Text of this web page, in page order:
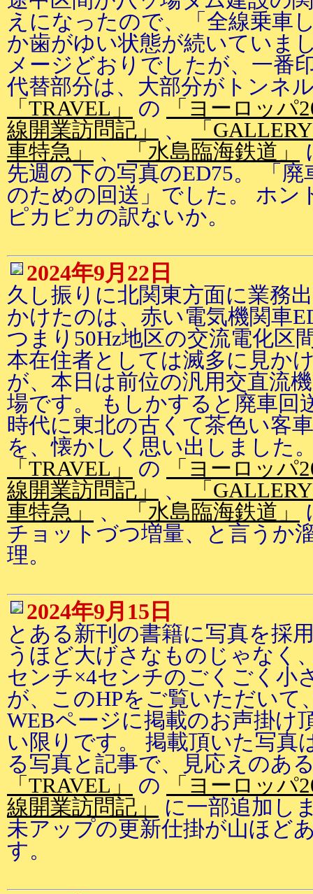
えになったので、「全線乗車
か歯がゆい状態が続いていま
メージどおりでしたが、一番
代替部分は、大部分がトンネ
「TRAVEL」
の
「ヨーロッパ
線開業訪問記」
、
「
車特急」
、 「水島臨海鉄道」
先週の下の写真のED75。 「
のための回送」でした。 ホン
ピカピカの訳ないか。
2024年9月22日
久し振りに北関東方面に業務
かけたのは、赤い電気機関車
つまり50Hz地区の交流電化区
本在住者としては滅多に見か
が、本日は前位の汎用交直流
場です。 もしかすると廃車回
時代に東北の古くて茶色い客
を、懐かしく思い出しました
「TRAVEL」
の
「ヨーロッパ
線開業訪問記」
、
「
車特急」
、 「水島臨海鉄道」
チョットづつ増量、と言うか
理。
2024年9月15日
とある新刊の書籍に写真を採
うほど大げさなものじゃなく
センチ×4センチのごくごく小
が、このHPをご覧いただいて
WEBページに掲載のお声掛け
い限りです。 掲載頂いた写真
る写真と記事で、見応えのあ
「TRAVEL」
の
「ヨーロッパ
線開業訪問記」
に一部追加し
未アップの更新仕掛が山ほど
す。